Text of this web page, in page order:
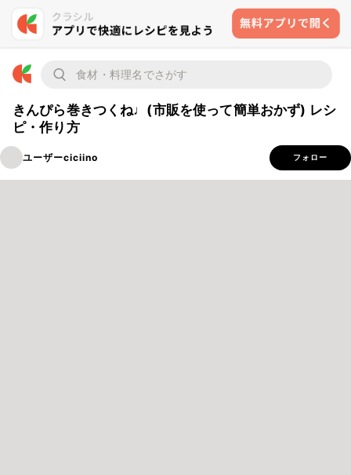
きんぴら巻きつくね♩(市販を使って簡単おかず) レシ
ピ・作り方
ユーザーciciino フォロー